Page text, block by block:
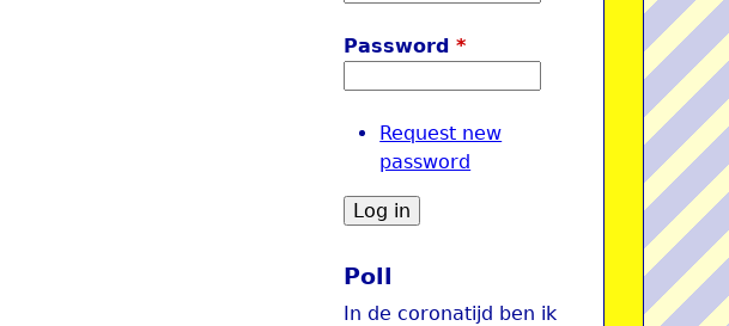
Password*
Request new
password
Poll
In de coronatijd ben ik